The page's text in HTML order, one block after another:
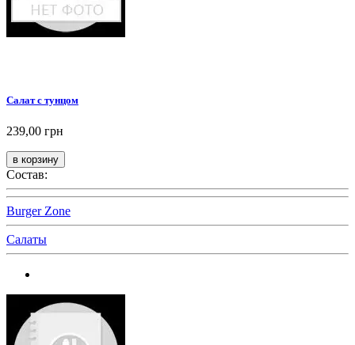
Салат с тунцом
239,00 грн
Состав:
Burger Zone
Салаты